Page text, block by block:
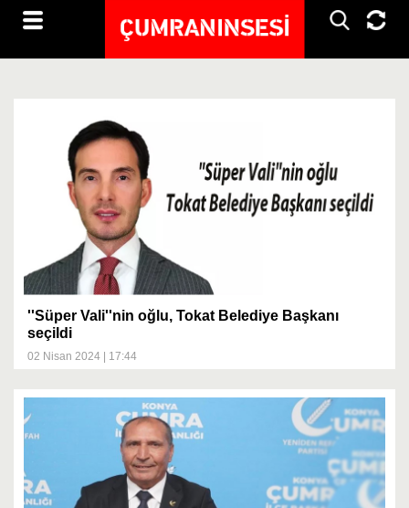
''Süper Vali''nin oğlu, Tokat Belediye Başkanı
seçildi
02 Nisan 2024 | 17:44